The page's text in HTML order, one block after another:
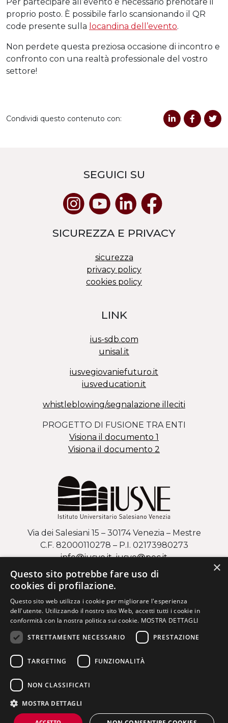
proprio posto. È possibile farlo scansionando il QR
code presente sulla locandina dell’evento.
Non perdete questa preziosa occasione di incontro e
confronto con una realtà professionale del vostro
settore!
Condividi questo contenuto con:
SEGUICI SU
SICUREZZA E PRIVACY
sicurezza
privacy policy
cookies policy
LINK
ius-sdb.com
unisal.it
iusvegiovaniefuturo.it
iusveducation.it
whistleblowing/segnalazione illeciti
PROGETTO DI FUSIONE TRA ENTI
Visiona il documento 1
Visiona il documento 2
Via dei Salesiani 15 – 30174 Venezia – Mestre
C.F. 82000110278 – P.I. 02173980273
info@iusve.it iusve@pec.it
COME ARRIVARE AL CAMPUS DI MESTRE
Via Regaste San Zeno 17 – 37123 Verona
C.F. 82000110278 – P.I. 02173980273
info@iusve.it
©2026 Salesiani Don Bosco Mestre - SDBM Via dei Salesiani,
15 Venezia-Mestre | C.F. 82000110278 | P.I. 02173980273 |
×
Questo sito potrebbe fare uso di
cookies di profilazione.
Questo sito web utilizza i cookie per migliorare l'esperienza
dell'utente. Utilizzando il nostro sito Web, accetti tutti i cookie in
conformità con la nostra politica sui cookie. MOSTRA DETTAGLI
STRETTAMENTE NECESSARIO
PRESTAZIONE
TARGETING FUNZIONALITÀ
NON CLASSIFICATI
MOSTRA DETTAGLI